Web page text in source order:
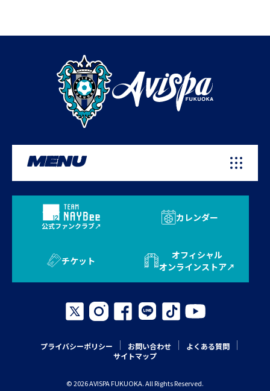
MENU
公式ファンクラブ
カレンダー
チケット
オフィシャル
オンラインストア
プライバシーポリシー お問い合わせ
よくある質問
サイトマップ
© 2026 AVISPA FUKUOKA. All Rights Reserved.